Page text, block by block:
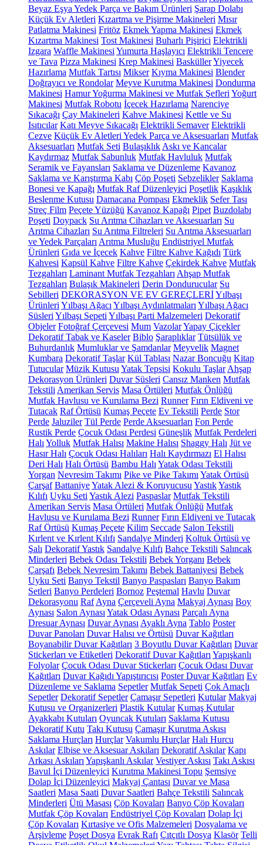
Beyaz Eşya Yedek Parça ve Bakım Ürünleri Şarap Dolabı
Küçük Ev Aletleri Kızartma ve Pişirme Makineleri Mısır
Patlatma Makinesi Fritöz Ekmek Yapma Makinesi Ekmek
Kızartma Makinesi Tost Makinesi Buharlı Pişirici Elektrikli
Izgara Waffle Makinesi Yumurta Haşlayıcı Elektrikli Tencere
ve Tava Pizza Makinesi Krep Makinesi BasküllerYiyecek
Hazırlama Mutfak Tartısı Mikser Kıyma Makinesi Blender
Doğrayıcı ve Rondolar Meyve Kurutma Makinesi Dondurma
Makinesi Hamur Yoğurma Makinesi ve Mutfak Şefleri Yoğurt
Makinesi Mutfak Robotu İçecek Hazırlama Narenciye
Sıkacağı Çay Makineleri Kahve Makinesi Kettle ve Su
Isıtıcılar Katı Meyve Sıkacağı Elektrikli Semaver Elektrikli
Cezve Küçük Ev Aletleri Yedek Parça ve Aksesuarları Mutfak
Aksesuarları Mutfak Seti Bulaşıklık Askı ve Kancalar
Kaydırmaz Mutfak Sabunluk Mutfak Havluluk Mutfak
Seramik ve Fayansları Saklama ve Düzenleme Kavanoz
Saklama ve Karıştırma Kabı Çöp Poşeti Sebzelikler Saklama
Bonesi ve Kapağı Mutfak Raf Düzenleyici Poşetlik Kaşıklık
Beslenme Kutusu Damacana Pompası Ekmeklik Sefer Tası
Streç Film Peçete Yüzüğü Kavanoz Kapağı Pipet Buzdolabı
Poşeti Doypack Su Arıtma Cihazları ve Aksesuarları Su
Arıtma Cihazları Su Arıtma Filtreleri Su Arıtma Aksesuarları
ve Yedek Parçaları Arıtma Musluğu Endüstriyel Mutfak
Ürünleri Gıda ve İçecek Kahve Filtre Kahve Kağıdı Türk
Kahvesi Kapsül Kahve Filtre Kahve Çekirdek Kahve Mutfak
Tezgahları Laminant Mutfak Tezgahları Ahşap Mutfak
Tezgahları Bulaşık Makineleri Derin Dondurucular Su
Sebilleri DEKORASYON VE EV GEREÇLERİYılbaşı
Ürünleri Yılbaşı Ağacı Yılbaşı Aydınlatmaları Yılbaşı Ağacı
Süsleri Yılbaşı Sepeti Yılbaşı Parti Malzemeleri Dekoratif
Objeler Fotoğraf Çerçevesi Mum VazolarYapay Çiçekler
Dekoratif Tabak ve Kaseler Biblo Şaraplıklar Tütsülük ve
Buhurdanlık Mumluklar ve Şamdanlar Meyvelik Magnet
Kumbara Dekoratif Taşlar Kül Tablası Nazar Boncuğu Kitap
Tutucular Müzik Kutusu Yatak Tepsisi Kokulu Taşlar Ahşap
Dekorasyon Ürünleri Duvar Süsleri Cansız Manken Mutfak
Tekstili Amerikan Servis Masa Örtüleri Mutfak Önlüğü
Mutfak Havlusu ve Kurulama Bezi Runner Fırın Eldiveni ve
Tutacak Raf Örtüsü Kumaş Peçete Ev Tekstili Perde Stor
Perde Jaluziler Tül Perde Perde Aksesuarları Fon Perde
Rustik Perde Çocuk Odası Perdesi Güneşlik Mutfak Perdeleri
Halı Yolluk Mutfak Halısı Makine Halısı Shaggy Halı Jüt ve
Hasır Halı Çocuk Odası Halıları Halı Kaydırmazı El Halısı
Deri Halı Halı Örtüsü Bambu Halı Yatak Odası Tekstili
Yorgan Nevresim Takımı Pike ve Pike Takımı Yatak Örtüsü
Çarşaf BattaniyeYatak Alezi & Koruyucusu YastıkYastık
Kılıfı Uyku Seti Yastık Alezi Paspaslar Mutfak Tekstili
Amerikan Servis Masa Örtüleri Mutfak Önlüğü Mutfak
Havlusu ve Kurulama Bezi Runner Fırın Eldiveni ve Tutacak
Raf Örtüsü Kumaş Peçete Kilim Seccade Salon Tekstili
Kırlent ve Kırlent Kılıfı Sandalye Minderi Koltuk Örtüsü ve
Şalı Dekoratif Yastık Sandalye Kılıfı Bahçe Tekstili Salıncak
Minderleri Bebek Odası Tekstili Bebek Yorganı Bebek
Çarşafı Bebek Nevresim Takımı Bebek Battaniyesi Bebek
Uyku Seti Banyo Tekstil Banyo Paspasları Banyo Bakım
Setleri Banyo Perdeleri Bornoz Peştemal Havlu Duvar
Dekorasyonu Raf Ayna Çerçeveli Ayna Makyaj Aynası Boy
Aynası Salon Aynası Yatak Odası Aynası Parçalı Ayna
Dresuar Aynası Duvar Aynası Ayaklı Ayna Tablo Poster
Duvar Panoları Duvar Halısı ve Örtüsü Duvar Kağıtları
Boyanabilir Duvar Kağıtları 3 Boyutlu Duvar Kağıtları Duvar
Stickerları ve Etiketleri Dekoratif Duvar Kağıtları Yapışkanlı
Folyolar Çocuk Odası Duvar Stickerları Çocuk Odası Duvar
Kağıtları Duvar Kağıdı Yapıştırıcısı Poster Duvar Kağıtları Ev
Düzenleme ve Saklama Sepetler Mutfak Sepeti Çok Amaçlı
Sepetler Dekoratif Sepetler Çamaşır Sepetleri Kutular Makyaj
Kutusu ve Organizerleri Plastik Kutular Kumaş Kutular
Ayakkabı Kutuları Oyuncak Kutuları Saklama Kutusu
Dekoratif Kutu Takı Kutusu Çamaşır Kurutma Askısı
Saklama Hurçları Hurçlar Vakumlu Hurçlar Halı Hurcu
Askılar Elbise ve Aksesuar Askıları Dekoratif Askılar Kapı
Arkası Askıları Yapışkanlı Askılar Vestiyer Askısı Takı Askısı
Bavul İçi Düzenleyici Kurutma Makinesi Topu Şemsiye
Dolap İçi Düzenleyici Makyaj Çantası Duvar ve Masa
Saatleri Masa Saati Duvar Saatleri Bahçe Tekstili Salıncak
Minderleri Ütü Masası Çöp Kovaları Banyo Çöp Kovaları
Mutfak Çöp Kovaları Endüstriyel Çöp Kovaları Dolap İçi
Çöp Kovaları Kırtasiye ve Ofis Malzemeleri Dosyalama ve
Arşivleme Poşet Dosya Evrak Rafı Çıtçıtlı Dosya Klasör Telli